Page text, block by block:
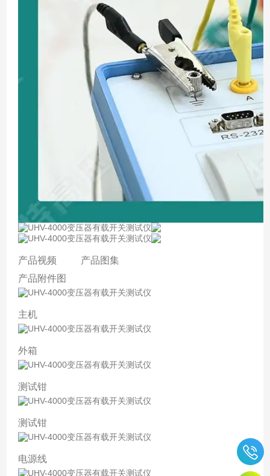
产品视频 产品图集
产品附件图
主机
外箱
测试钳
测试钳
电源线